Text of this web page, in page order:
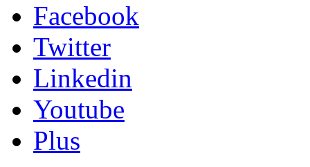
Facebook
Twitter
Linkedin
Youtube
Plus